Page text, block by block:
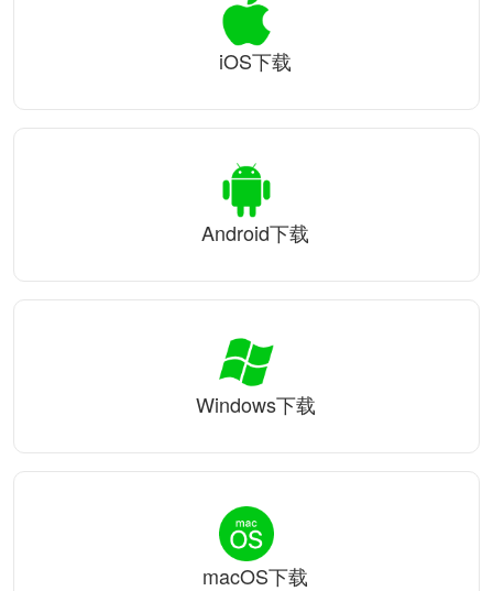
iOS下载
Android下载
Windows下载
macOS下载